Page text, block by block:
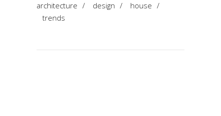
architecture / design / house /
trends